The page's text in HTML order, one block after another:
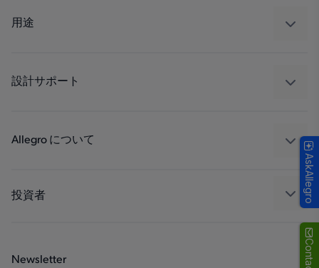
レギュレート
用途
工業
設計サポート
パッケージング
Allegro について
キャリア
お問い合わせ先
投資者
Newsletter
AskAllegro